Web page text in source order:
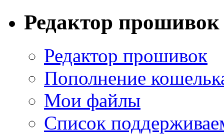
Редактор прошивок
Редактор прошивок
Пополнение
Мои файлы
Список